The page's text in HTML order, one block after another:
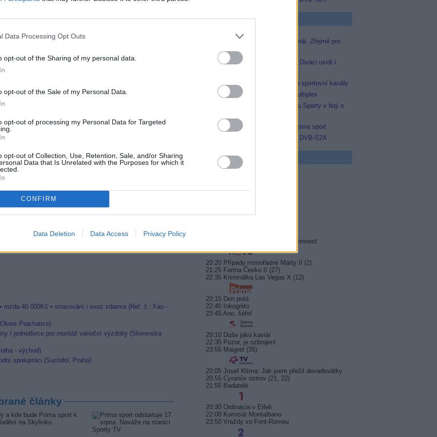
Data Processing Opt Outs
opt-out of the Sharing of my personal data.
opt-out of the Sale of my Personal Data.
opt-out of processing my Personal Data for Targeted
opt-out of Collection, Use, Retention, Sale, and/or Sharing
Data that Is Unrelated with the Purposes for which it
CONFIRM
Data Deletion Data Access Privacy Policy
právě díky specializovanému
moct sledovat sportovní události živě. Jsme
i nadále jeho schopnost poskytovat vynikající
populace pomocí jediného paprsku.
nákladů tak efektivní,“ zhodnotil Richard
využití satelitní kapacity ve
za půl roku 3,5násobně
SE
- 2016 (2.)
- 2016 (2.)
tvář má známý hlas
mzda 40 000Kč • stravování i svoz zdarma (Ref. č.: Fau -
Prachatice)
I jednotlivce pro montáž vánoční výzdoby (Slovenská
- východ)
spolupráci (Suchdol, Praha)
články
Top Zprávičky
Skylink spustil nový Test kanál. Zřejmě pro
Prima sport
Oneplay zařadí Prima sport. Diváci uvidí i
AMC získala licence pro dva sportovní kanály
Operátor Du převzal další multiplex
Prima sport odvysílá i odvetu Sparty v boji o
Antik TV potvrdil zařazení Prima sport
Televisa Networks přešla na DVB-S2X
TV program
20:10 MOST! (6/8)
21:50 Jesse Stone: Ztracená nevinnost
20:20 Případy mimořádné Marty II (2)
21:25 Farma Česko II (27)
22:35 Kriminálka Las Vegas X (12)
20:15 Den poté
22:40 Inkognito
23:45 Ano, šéfe!
20:10 Duše jako kaviár
22:35 Pozor, je ozbrojen!
23:55 Maigret (35)
20:05 Josef Klíma: Jak jsem přežil devadesátky
20:55 Cyranův ostrov (21, 22)
21:55 Badatelé
20:30 Ordinácia v Eifeli
22:00 Komisár Montalbano
23:50 Vraždy vo Font-Romeu